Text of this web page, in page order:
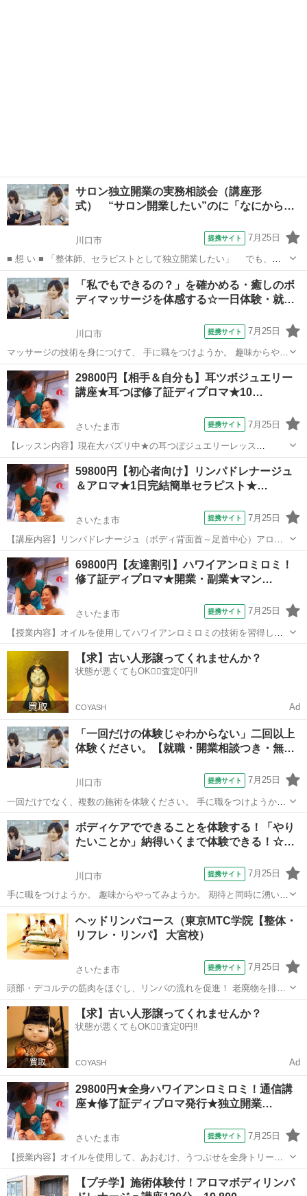
サロン独立開業の実務相談会（講座形
式） “サロン開業したい”のに「なにから始
川口市 提携サイト 7月25日
■ 想 い ■ 「整体師、セラピストとして独立開業したい」 でも、
「なにからはじめたらいいかわからない」 だけど、 「夢に向かっ
て、一歩ずつでも進める自分でいたい」 「夢のために、明日やること
を知りたい」 そんな方...
埼玉 川口市 マッサージ
「私でもできるの？」を確かめる・癒しのボ
ディマッサージを体感する☆一日体験・就…
川口市 提携サイト 7月25日
マッサージの技術を身につけて、 手に職をつけようか。 趣味からやっ
てみようか。 期待と同時に湧いてくる不安を解消するために、 一日
丸々使って、体験します。 ■体験の一日の流れ■■■■■■■■■■■■■■■■■
①【施術...
埼玉 川口市 マッサージ
29800円【相手＆自分も】耳ツボジュエリー
講座★耳つぼ修了証ディプロマ★10…
さいたま市 提携サイト 7月25日
【レッスン内容】現在大バズリ中★の耳つぼジュエリーレッス
ン！！！キラキラ輝いた綺麗なストーンがついた耳ツボジュエリー
で、相手も自分も綺麗にしてみませんか？（少人数制）レッスン当
日、ご自身に10粒装着してお帰りいただけます！2...
埼玉 さいたま市 マッサージ
59800円【初心者向け】リンパドレナージュ
＆アロマ★1日完結簡単セラピスト★…
さいたま市 提携サイト 7月25日
【講座内容】リンパドレナージュ（ボディ背面首～足首中心）アロマ
トリートメント（デコルテ・背中）の技術を1日完結４時間マンツーマ
ンレッスンで学習できます。実技中心ですが、トラブル回避の為、学
科も行います。モデルさん不要なので、...
埼玉 さいたま市 マッサージ
69800円【友達割引】ハワイアンロミロミ！
修了証ディプロマ★開業・副業★マン…
さいたま市 提携サイト 7月25日
【授業内容】オイルを使用してハワイアンロミロミの技術を習得しま
す！激安1日完結です。また、学科＆技術もきちんと行います。無料質
問、材料もお安くお譲りします。修了証1700円で発行！講師の得意分
野、難しい関連する法律もきちんと...
埼玉 さいたま市 マッサージ
【求】古い人形譲ってくれませんか？
状態が悪くてもOK🙆‍♀️査定0円‼️
COYASH Ad
「一回だけの体験じゃわからない」二回以上
体験ください。【就職・開業相談つき・無…
川口市 提携サイト 7月25日
一回だけでなく、複数の施術を体験ください。 手に職をつけようか。
趣味からやってみようか。 期待と同時に湧いてくる不安を解消するた
めに、 リンパドレナージュや周辺の手技を、 一日を丸々使って、体験
します。 入学前から就...
埼玉 川口市 マッサージ
ボディケアでできることを体験する！「やり
たいことか」納得いくまで体験できる！☆…
川口市 提携サイト 7月25日
手に職をつけようか。 趣味からやってみようか。 期待と同時に湧いて
くる不安を解消するために、 ボディケアや周辺の手技を、一日丸々使
って、 体験します。 入学前から就職先をご紹介する、 事前就職相談
会も随時開催！！ ■体...
埼玉 川口市 マッサージ
ヘッドリンパコース（東京MTC学院【整体・
リフレ・リンパ】 大宮校）
さいたま市 提携サイト 7月25日
頭部・デコルテの筋肉をほぐし、リンパの流れを促進！ 老廃物を排出
しやすくすることで、肩こり・眼精疲労やフェイスラインのリフトア
ップにも効果◎スキルアップや集客アップにもおすすめのコースで
す。 ☆1クラス4名までの完全個別指...
埼玉 さいたま市 マッサージ
【求】古い人形譲ってくれませんか？
状態が悪くてもOK🙆‍♀️査定0円‼️
COYASH Ad
29800円★全身ハワイアンロミロミ！通信講
座★修了証ディプロマ発行★独立開業…
さいたま市 提携サイト 7月25日
【授業内容】オイルを使用して、あおむけ、うつぶせを全身トリート
メント致します。（一部頭部はオイル無し）お客様に併せて、圧の強
弱は変更できます。とてもなめらかで気持ちよくて眠くなってしまい
埼玉 さいたま市 マッサージ
【プチ学】施術体験付！アロマボディリンパ